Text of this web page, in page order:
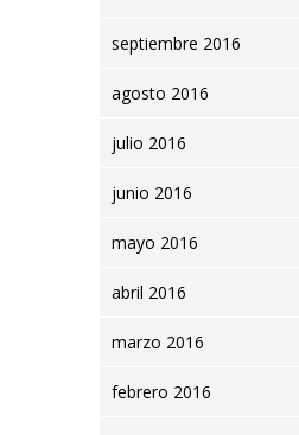
septiembre 2016
agosto 2016
julio 2016
junio 2016
mayo 2016
abril 2016
marzo 2016
febrero 2016